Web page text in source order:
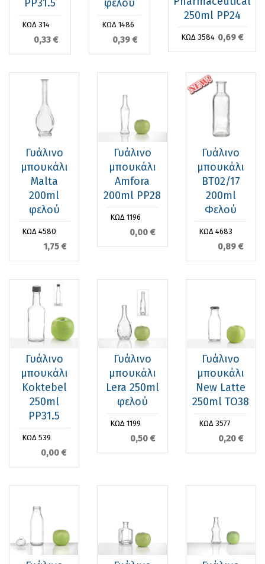
PP31.5
ΚΩΔ 314
0,33 €
φελού
ΚΩΔ 1486
0,39 €
250ml PP24
ΚΩΔ 3584 0,69 €
Γυάλινο
μπουκάλι
Malta
200ml
φελού
ΚΩΔ 4580
1,75 €
Γυάλινο
μπουκάλι
Amfora
200ml PP28
ΚΩΔ 1196
0,00 €
Γυάλινο
μπουκάλι
ΒΤ02/17
200ml
Φελού
ΚΩΔ 4683
0,89 €
Γυάλινο
μπουκάλι
Koktebel
250ml
PP31.5
ΚΩΔ 539
0,00 €
Γυάλινο
μπουκάλι
Lera 250ml
φελού
ΚΩΔ 1199
0,50 €
Γυάλινο
μπουκάλι
New Latte
250ml TO38
ΚΩΔ 3577
0,20 €